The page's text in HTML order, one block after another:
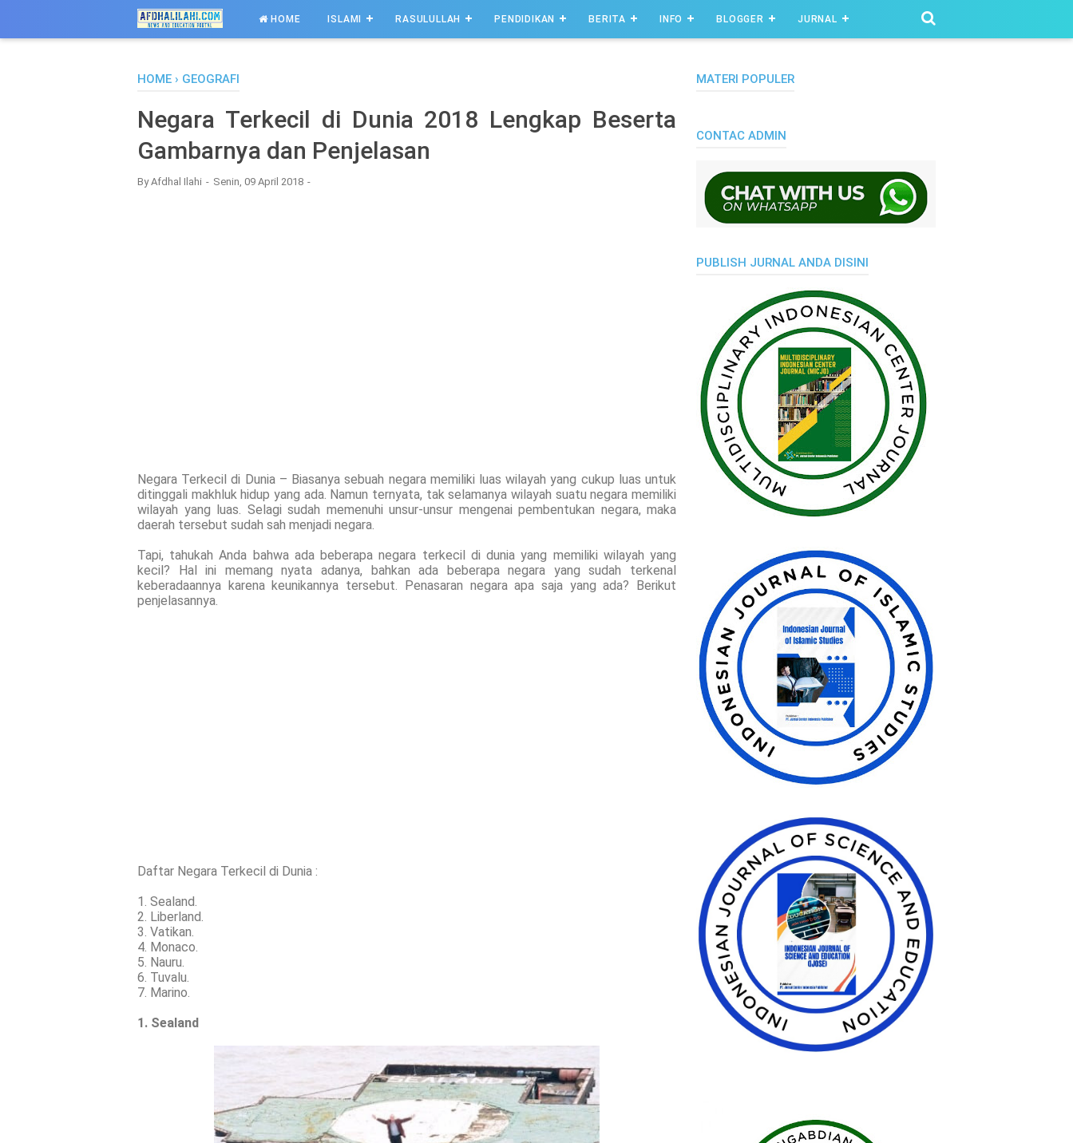
HOME ISLAMI RASULULLAH PENDIDIKAN BERITA INFO BLOGGER JURNAL
HOME › GEOGRAFI
Negara Terkecil di Dunia 2018 Lengkap Beserta
Gambarnya dan Penjelasan
ByAfdhal Ilahi Senin, 09 April 2018
Negara Terkecil di Dunia – Biasanya sebuah negara memiliki luas wilayah yang cukup luas untuk
ditinggali makhluk hidup yang ada. Namun ternyata, tak selamanya wilayah suatu negara memiliki
wilayah yang luas. Selagi sudah memenuhi unsur-unsur mengenai pembentukan negara, maka
daerah tersebut sudah sah menjadi negara.
Tapi, tahukah Anda bahwa ada beberapa negara terkecil di dunia yang memiliki wilayah yang
kecil? Hal ini memang nyata adanya, bahkan ada beberapa negara yang sudah terkenal
keberadaannya karena keunikannya tersebut. Penasaran negara apa saja yang ada? Berikut
penjelasannya.
Daftar Negara Terkecil di Dunia :
1. Sealand.
2. Liberland.
3. Vatikan.
4. Monaco.
5. Nauru.
6. Tuvalu.
7. Marino.
1. Sealand
MATERI POPULER
CONTAC ADMIN
PUBLISH JURNAL ANDA DISINI